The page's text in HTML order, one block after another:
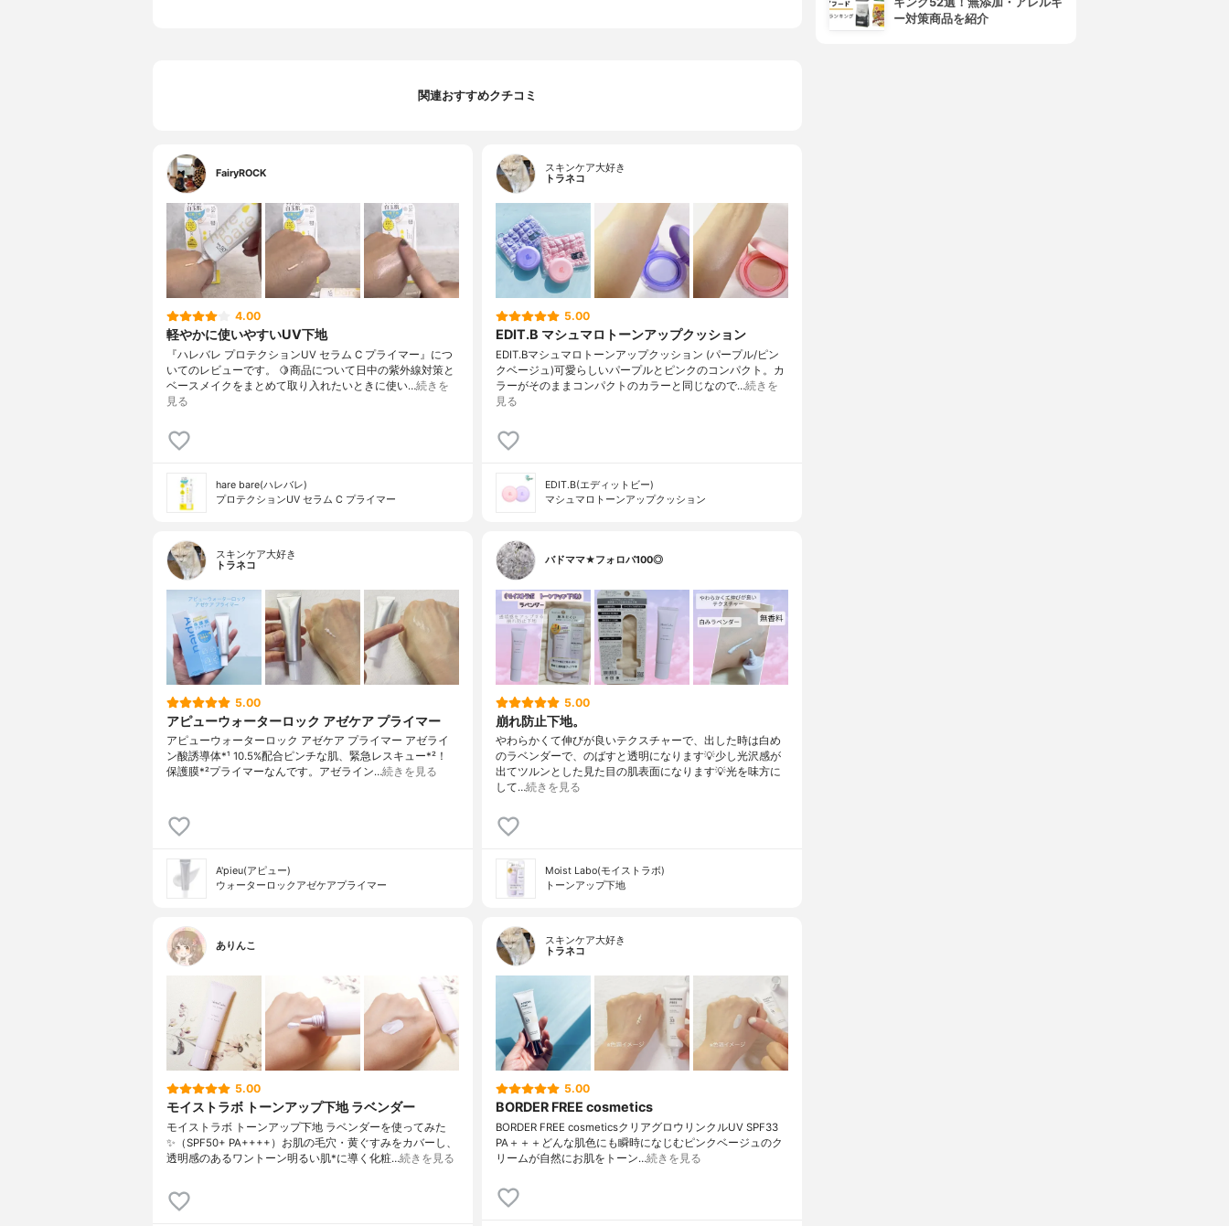
関連おすすめクチコミ
FairyROCK
4.00
軽やかに使いやすいUV下地
『ハレバレ プロテクションUV セラム C プライマー』につ
いてのレビューです。 🍋商品について日中の紫外線対策と
ベースメイクをまとめて取り入れたいときに使い…続きを
見る
hare bare(ハレバレ)
プロテクションUV セラム C プライマー
スキンケア大好き
トラネコ
5.00
EDIT.B マシュマロトーンアップクッション
EDIT.Bマシュマロトーンアップクッション (パープル/ピン
クベージュ)可愛らしいパープルとピンクのコンパクト。カ
ラーがそのままコンパクトのカラーと同じなので…続きを
見る
EDIT.B(エディットビー)
マシュマロトーンアップクッション
スキンケア大好き
トラネコ
5.00
アピューウォーターロック アゼケア プライマー
アピューウォーターロック アゼケア プライマー アゼライ
ン酸誘導体*¹ 10.5%配合ピンチな肌、緊急レスキュー*²！
保護膜*²プライマーなんです。アゼライン…続きを見る
A'pieu(アピュー)
ウォーターロックアゼケアプライマー
バドママ★フォロバ100◎
5.00
崩れ防止下地。
やわらかくて伸びが良いテクスチャーで、出した時は白め
のラベンダーで、のばすと透明になります💡少し光沢感が
出てツルンとした見た目の肌表面になります💡光を味方に
して…続きを見る
Moist Labo(モイストラボ)
トーンアップ下地
ありんこ
5.00
モイストラボ トーンアップ下地 ラベンダー
モイストラボ トーンアップ下地 ラベンダーを使ってみた
✨（SPF50+ PA++++）お肌の毛穴・黄ぐすみをカバーし、
透明感のあるワントーン明るい肌*に導く化粧…続きを見る
スキンケア大好き
トラネコ
5.00
BORDER FREE cosmetics
BORDER FREE cosmeticsクリアグロウリンクルUV SPF33
PA＋＋＋どんな肌色にも瞬時になじむピンクベージュのク
リームが自然にお肌をトーン…続きを見る
ー対策商品を紹介